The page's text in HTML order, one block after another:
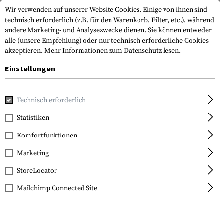
Home Waffenzubehör
Glock
Magazine for Glock 20
10mm Auto 15rds
Wir verwenden auf unserer Website Cookies. Einige von ihnen sind
technisch erforderlich (z.B. für den Warenkorb, Filter, etc.), während
andere Marketing- und Analysezwecke dienen. Sie können entweder
alle (unsere Empfehlung) oder nur technisch erforderliche Cookies
akzeptieren. Mehr Informationen zum Datenschutz lesen.
Einstellungen
Technisch erforderlich
Statistiken
Komfortfunktionen
Marketing
StoreLocator
Mailchimp Connected Site